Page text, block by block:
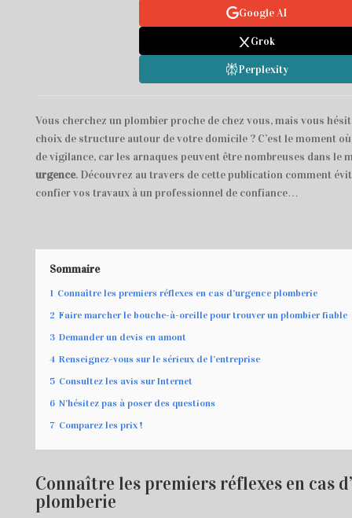
Google AI
Grok
Perplexity
Vous cherchez un plombier proche de chez vous, mais vous
choix de structure autour de votre domicile ? C’est le moment
de vigilance, car les arnaques peuvent être nombreuses dans le
urgence. Découvrez au travers de cette publication comment
confier vos travaux à un professionnel de confiance…
Sommaire
1 Connaître les premiers réflexes en cas d’urgence plomberie
2 Faire marcher le bouche-à-oreille pour trouver un plombier fiable
3 Demander un devis en amont
4 Renseignez-vous sur le sérieux de l’entreprise
5 Consultez les avis sur Internet
6 N’hésitez pas à poser des questions
7 Comparez les prix !
Connaître les premiers réflexes en cas
plomberie